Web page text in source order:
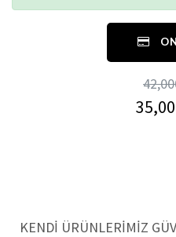
KENDİ ÜRÜNLERİMİZ